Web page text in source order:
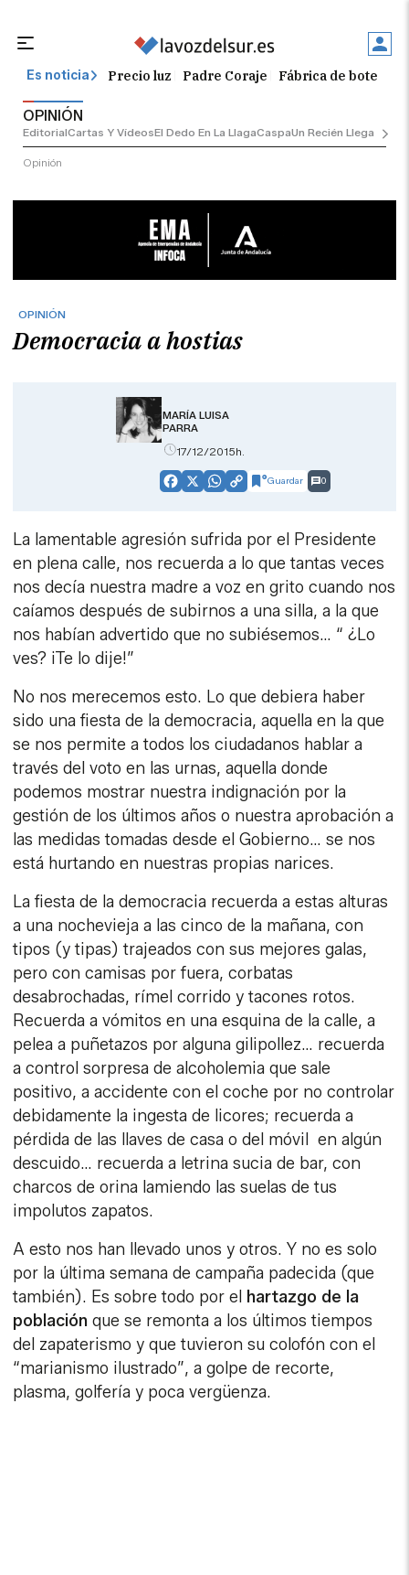
Es noticia Precio luz Padre Coraje Fábrica de botellas
OPINIÓN
EditorialCartas Y VídeosEl Dedo En La LlagaCaspaUn Recién Llegado
Opinión
OPINIÓN
Democracia a hostias
MARÍA LUISA
PARRA
17/12/2015h.
Facebook
X WhatsApp
CopyGuardar 0
La lamentable agresión sufrida por el Presidente
en plena calle, nos recuerda a lo que tantas veces
nos decía nuestra madre a voz en grito cuando nos
caíamos después de subirnos a una silla, a la que
nos habían advertido que no subiésemos… “ ¿Lo
ves? ¡Te lo dije!”
No nos merecemos esto. Lo que debiera haber
sido una fiesta de la democracia, aquella en la que
se nos permite a todos los ciudadanos hablar a
través del voto en las urnas, aquella donde
podemos mostrar nuestra indignación por la
gestión de los últimos años o nuestra aprobación a
las medidas tomadas desde el Gobierno… se nos
está hurtando en nuestras propias narices.
La fiesta de la democracia recuerda a estas alturas
a una nochevieja a las cinco de la mañana, con
tipos (y tipas) trajeados con sus mejores galas,
pero con camisas por fuera, corbatas
desabrochadas, rímel corrido y tacones rotos.
Recuerda a vómitos en una esquina de la calle, a
pelea a puñetazos por alguna gilipollez… recuerda
a control sorpresa de alcoholemia que sale
positivo, a accidente con el coche por no controlar
debidamente la ingesta de licores; recuerda a
pérdida de las llaves de casa o del móvil en algún
descuido… recuerda a letrina sucia de bar, con
charcos de orina lamiendo las suelas de tus
impolutos zapatos.
A esto nos han llevado unos y otros. Y no es solo
por la última semana de campaña padecida (que
también). Es sobre todo por el hartazgo de la
poblaciónque se remonta a los últimos tiempos
del zapaterismo y que tuvieron su colofón con el
“marianismo ilustrado”, a golpe de recorte,
plasma, golfería y poca vergüenza.